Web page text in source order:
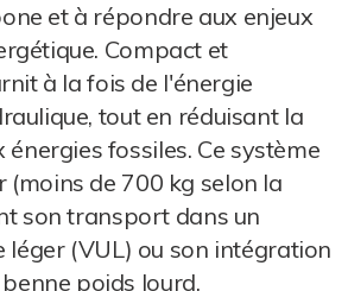
et à répondre aux enjeux
Compact et
à la fois de l'énergie
tout en réduisant la
fossiles. Ce système
(moins de 700 kg selon la
son transport dans un
léger (VUL) ou son intégration
poids lourd,